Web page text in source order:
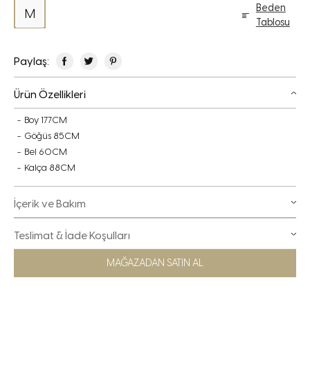
M
Beden
Tablosu
Paylaş:
Ürün Özellikleri
Boy 177CM
Göğüs 85CM
Bel 60CM
Kalça 88CM
İçerik ve Bakım
Teslimat & İade Koşulları
MAĞAZADAN SATIN AL